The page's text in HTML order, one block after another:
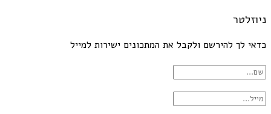
ניוזלטר
כדאי לך להירשם ולקבל את המתכונים ישירות למייל